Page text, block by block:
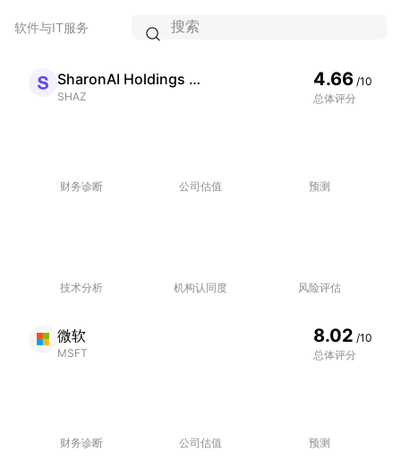
软件与IT服务 
SharonAI Holdings Ord Shs Class A
SHAZ
4.66 /10
总体评分
财务诊断 公司估值 预测
技术分析 机构认同度 风险评估
微软
MSFT
8.02 /10
总体评分
财务诊断 公司估值 预测